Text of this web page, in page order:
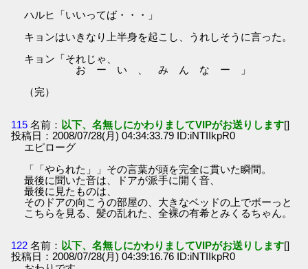
ハルヒ「いいってば・・・」
キョンはいきなり上半身を起こし、うれしそうに言った。
キョン「それじゃ、
お ー い 、 み ん な ー 」
（完）
115 名前： 以下、名無しにかわりましてVIPがお送りします[]
投稿日：2008/07/28(月) 04:34:33.79 ID:iNTIIkpR0
エピローグ
「「やられた」」その言葉が頭を完全に貫いた瞬間。
最後に聞いた音は、ドアが派手に開く音、
最後に見たものは、
そのドアの向こうの部屋の、大きなベッドの上でボーっと
こちらを見る、髪の乱れた、全裸の有希とみくるちゃん。
122 名前： 以下、名無しにかわりましてVIPがお送りします[]
投稿日：2008/07/28(月) 04:39:16.76 ID:iNTIIkpR0